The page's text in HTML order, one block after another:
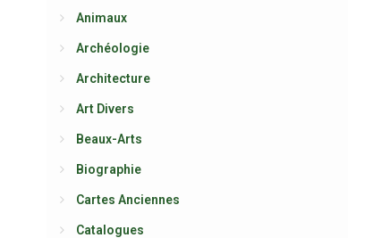
Animaux
Archéologie
Architecture
Art Divers
Beaux-Arts
Biographie
Cartes Anciennes
Catalogues